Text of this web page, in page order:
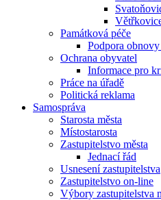
Památková péče
Podpora
Ochrana obyvatel
Informace pro
Práce na úřadě
Politická reklama
Samospráva
Starosta města
Místostarosta
Zastupitelstvo města
Jednací řád
Usnesení zastupitelstva
Zastupitelstvo on-line
Výbory zastupitelstva